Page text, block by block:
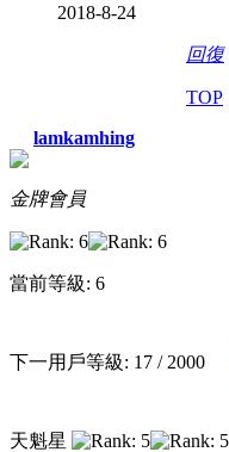
2018-8-24
回復
TOP
lamkamhing
金牌會員
當前等級: 6
下一用戶等級: 17 / 2000
天魁星